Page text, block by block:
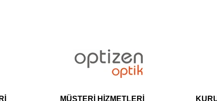
MÜŞTERİ HİZMETLERİ